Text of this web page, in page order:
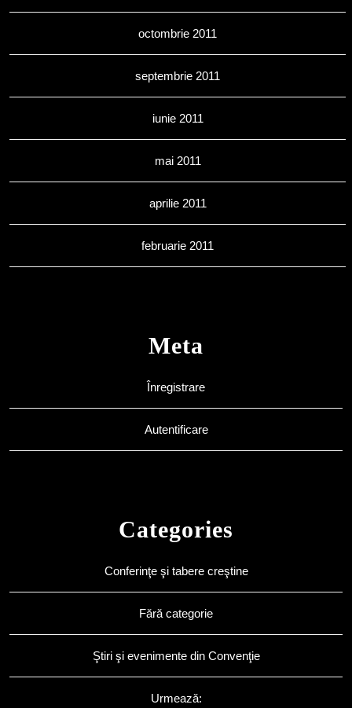
octombrie 2011
septembrie 2011
iunie 2011
mai 2011
aprilie 2011
februarie 2011
Meta
Înregistrare
Autentificare
Categories
Conferinţe şi tabere creştine
Fără categorie
Ştiri şi evenimente din Convenţie
Urmează: